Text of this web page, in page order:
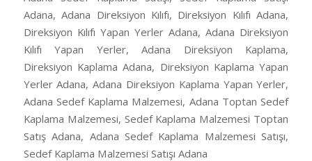
Adana, Adana Direksiyon Kılıfı, Direksiyon Kılıfı Adana,
Direksiyon Kılıfı Yapan Yerler Adana, Adana Direksiyon
Kılıfı Yapan Yerler, Adana Direksiyon Kaplama,
Direksiyon Kaplama Adana, Direksiyon Kaplama Yapan
Yerler Adana, Adana Direksiyon Kaplama Yapan Yerler,
Adana Sedef Kaplama Malzemesi, Adana Toptan Sedef
Kaplama Malzemesi, Sedef Kaplama Malzemesi Toptan
Satış Adana, Adana Sedef Kaplama Malzemesi Satışı,
Sedef Kaplama Malzemesi Satışı Adana